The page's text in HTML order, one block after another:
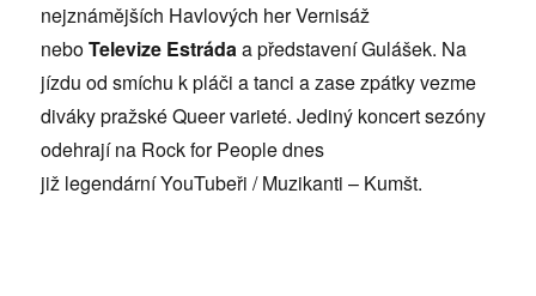
nejznámějších Havlových herVernisáž
neboTelevize Estrádaa představení Gulášek. Na
jízdu od smíchu k pláči a tanci a zase zpátky vezme
diváky pražskéQueer varieté. Jediný koncert sezóny
odehrajína Rock for People dnes
již legendárníYouTubeři / Muzikanti –⁠⁠⁠⁠⁠⁠ Kumšt.